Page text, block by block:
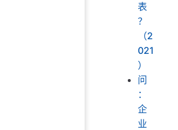
表
？
（2
021
）
问
：
企
业